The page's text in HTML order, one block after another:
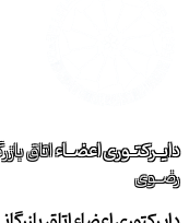
دایــرکتــوری اعضــاءاتاق
رضــوی